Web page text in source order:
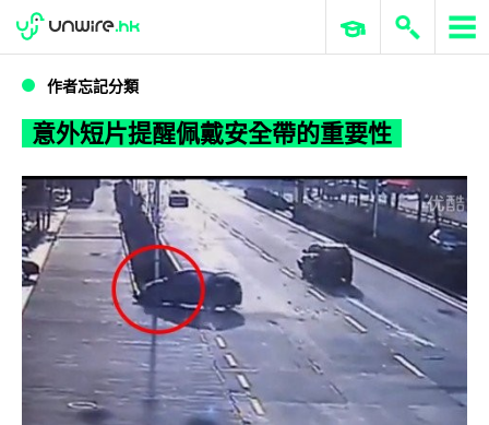
意外短片提醒佩戴安全帶的重要性
WWDC 2026 ERP 與商業 AI
作者忘記分類
意外短片提醒佩戴安全帶的重要性